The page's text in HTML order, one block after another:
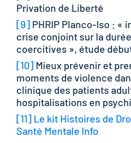
Privation de Liberté
[9] PHRIP Planco-Iso : «
crise conjoint sur la
coercitives », étude
[10] Mieux prévenir et
moments de violence
clinique des patients
hospitalisations en
[11] Le kit Histoires de
Santé Mentale Info